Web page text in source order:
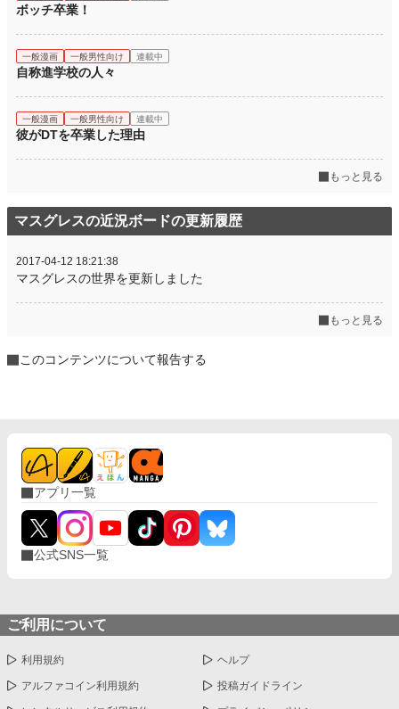
ボッチ卒業！
一般漫画 一般男性向け 連載中
自称進学校の人々
一般漫画 一般男性向け 連載中
彼がDTを卒業した理由
もっと見る
マスグレスの近況ボードの更新履歴
2017-04-12 18:21:38
マスグレスの世界を更新しました
もっと見る
このコンテンツについて報告する
アプリ一覧
公式SNS一覧
ご利用について
利用規約 ヘルプ
アルファコイン利用規約 投稿ガイドライン